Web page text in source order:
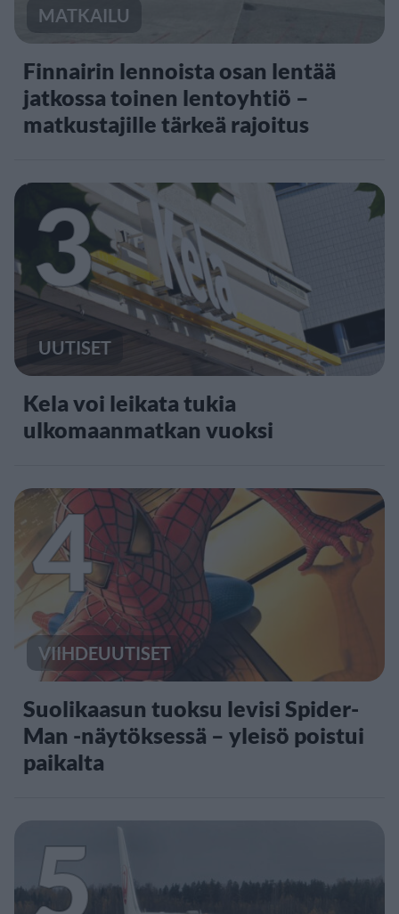
MATKAILU
Finnairin lennoista osan lentää
jatkossa toinen lentoyhtiö –
matkustajille tärkeä rajoitus
3
UUTISET
Kela voi leikata tukia
ulkomaanmatkan vuoksi
4
VIIHDEUUTISET
Suolikaasun tuoksu levisi Spider-
Man -näytöksessä – yleisö poistui
paikalta
5